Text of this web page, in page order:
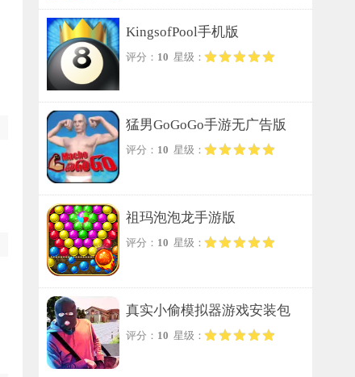
KingsofPool手机版
评分： 10 星级：
猛男GoGoGo手游无广告版
评分： 10 星级：
祖玛泡泡龙手游版
评分： 10 星级：
真实小偷模拟器游戏安装包
评分： 10 星级：